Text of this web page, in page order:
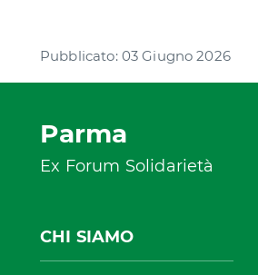
Pubblicato: 03 Giugno 2026
Parma
Ex Forum Solidarietà
CHI SIAMO